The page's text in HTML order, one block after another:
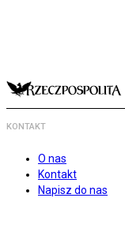
KONTAKT
O nas
Kontakt
Napisz do nas